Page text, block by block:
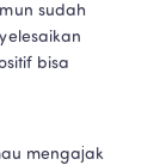
sudah
bisa
mengajak